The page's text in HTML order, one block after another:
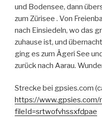
und Bodensee, dann
zum Zürisee . Von
nach Einsiedeln, wo das
zuhause ist, und
ging es zum Ägeri See
zurück nach Aarau.
Strecke bei gpsies.com
https://www.gpsies.com/
fileId=srtwofvhssxfdpae